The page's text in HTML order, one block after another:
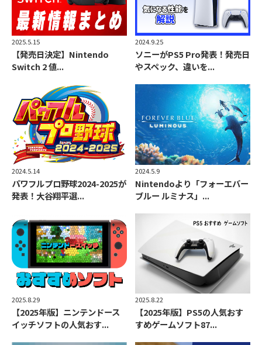
2025.5.15
【発売日決定】Nintendo
Switch 2 値...
2024.9.25
ソニーがPS5 Pro発表！発売日
やスペック、違いを...
2024.5.14
パワフルプロ野球2024-2025が
発表！大谷翔平選...
2024.5.9
Nintendoより「フォーエバー
ブルー ルミナス」...
2025.8.29
【2025年版】ニンテンドース
イッチソフトの人気おす...
2025.8.22
【2025年版】PS5の人気おす
すめゲームソフト87...